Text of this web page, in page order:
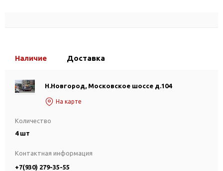
Наличие Доставка
Н.Новгород, Московское шоссе д.104
На карте
Количество
4 шт
Контактная информация
+7(930) 279-35-55